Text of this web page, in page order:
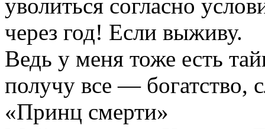
уволиться согласно
через год! Если выживу.
Ведь у меня тоже есть
получу все — богатство,
«Принц смерти»